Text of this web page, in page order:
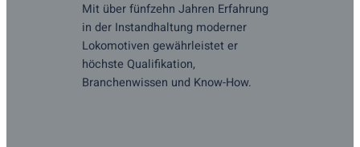
Mit über fünfzehn Jahren Erfahrung
in der Instandhaltung moderner
Lokomotiven gewährleistet er
höchste Qualifikation,
Branchenwissen und Know-How.